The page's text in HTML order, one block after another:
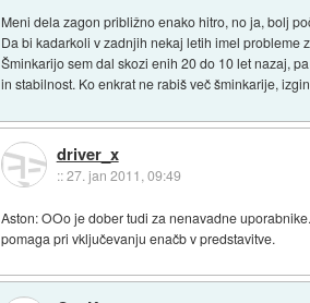
Meni dela zagon približno enako hitro, no ja, bolj
Da bi kadarkoli v zadnjih nekaj letih imel probleme
Šminkarijo sem dal skozi enih 20 do 10 let nazaj,
in stabilnost. Ko enkrat ne rabiš več šminkarije,
driver_x
::27. jan 2011, 09:49
Aston: OOo je dober tudi za nenavadne
pomaga pri vključevanju enačb v predstavitve.